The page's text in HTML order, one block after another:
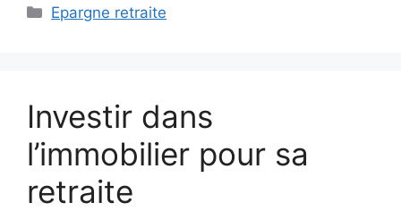
Catégories
Epargne retraite
Investir dans
l’immobilier pour sa
retraite